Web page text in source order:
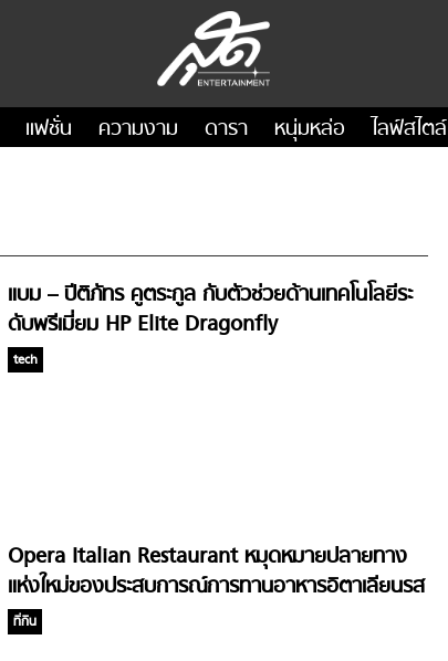
แฟชั่น ความงาม ดารา หนุ่มหล่อ ไลฟ์สไตล์
แบม – ปีติภัทร คูตระกูล กับตัวช่วยด้านเทคโนโลยีระ
ดับพรีเมี่ยม HP Elite Dragonfly
tech
Opera Italian Restaurant หมุดหมายปลายทาง
แห่งใหม่ของประสบการณ์การทานอาหารอิตาเลียนรส
เลิศในบรรยากาศเก๋ไก๋และหรูหรา
ที่กิน